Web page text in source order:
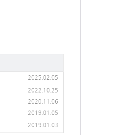
2025.02.05
2022.10.25
2020.11.06
2019.01.05
2019.01.03